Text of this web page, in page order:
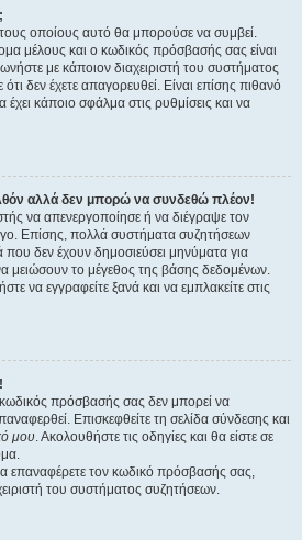
οποίους αυτό θα μπορούσε να συμβεί.
μέλους και ο κωδικός πρόσβασής σας είναι
με κάποιον διαχειριστή του συστήματος
δεν έχετε απαγορευθεί. Είναι επίσης πιθανό
έχει κάποιο σφάλμα στις ρυθμίσεις και να
αλλά δεν μπορώ να συνδεθώ πλέον!
να απενεργοποίησε ή να διέγραψε τον
Επίσης, πολλά συστήματα συζητήσεων
δεν έχουν δημοσιεύσει μηνύματα για
μειώσουν το μέγεθος της βάσης δεδομένων.
να εγγραφείτε ξανά και να εμπλακείτε στις
πρόσβασής σας δεν μπορεί να
Επισκεφθείτε τη σελίδα σύνδεσης και
μου. Ακολουθήστε τις οδηγίες και θα είστε σε
επαναφέρετε τον κωδικό πρόσβασής σας,
του συστήματος συζητήσεων.